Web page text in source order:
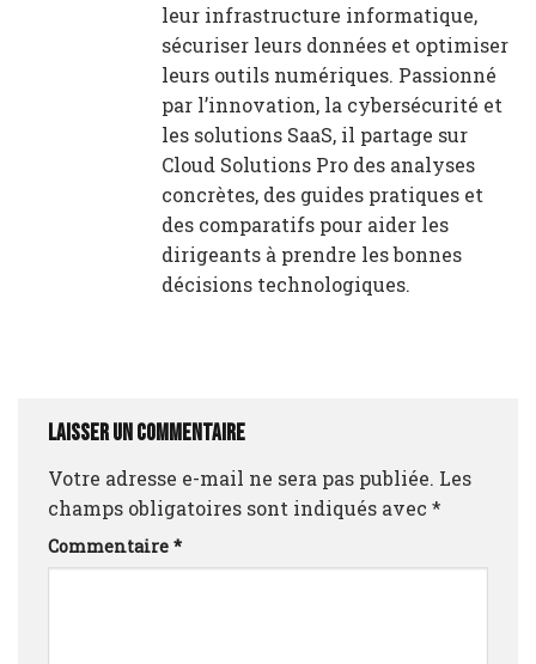
leur infrastructure informatique,
sécuriser leurs données et optimiser
leurs outils numériques. Passionné
par l’innovation, la cybersécurité et
les solutions SaaS, il partage sur
Cloud Solutions Pro des analyses
concrètes, des guides pratiques et
des comparatifs pour aider les
dirigeants à prendre les bonnes
décisions technologiques.
Laisser un commentaire
Votre adresse e-mail ne sera pas publiée. Les
champs obligatoires sont indiqués avec *
Commentaire *